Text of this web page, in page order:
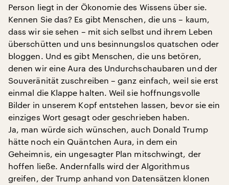
Person liegt in der Ökonomie des Wissens über sie.
Kennen Sie das? Es gibt Menschen, die uns – kaum,
dass wir sie sehen – mit sich selbst und ihrem Leben
überschütten und uns besinnungslos quatschen oder
bloggen. Und es gibt Menschen, die uns betören,
denen wir eine Aura des Undurchschaubaren und der
Souveränität zuschreiben – ganz einfach, weil sie erst
einmal die Klappe halten. Weil sie hoffnungsvolle
Bilder in unserem Kopf entstehen lassen, bevor sie ein
einziges Wort gesagt oder geschrieben haben.
Ja, man würde sich wünschen, auch Donald Trump
hätte noch ein Quäntchen Aura, in dem ein
Geheimnis, ein ungesagter Plan mitschwingt, der
hoffen ließe. Andernfalls wird der Algorithmus
greifen, der Trump anhand von Datensätzen klonen